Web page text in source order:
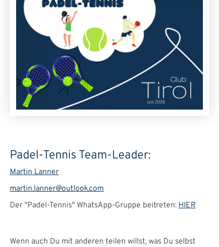
Padel-Tennis Team-Leader:
Martin Lanner
martin.lanner@outlook.com
Der "Padel-Tennis" WhatsApp-Gruppe beitreten: HIER
Wenn auch Du mit anderen teilen willst, was Du selbst